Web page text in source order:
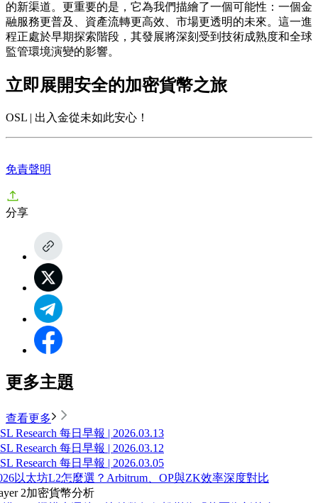
的新渠道。更重要的是，它為我們描繪了一個可能性：一個金
融服務更普及、資產流轉更高效、市場更透明的未來。這一進
程正處於早期探索階段，其發展將深刻受到技術成熟度和全球
監管環境演變的影響。
立即展開安全的加密貨幣之旅
OSL | 出入金從未如此安心！
免責聲明
分享
更多主題
查看更多
Research 每日早報 | 2026.03.13
Research 每日早報 | 2026.03.12
Research 每日早報 | 2026.03.05
以太坊L2怎麼選？Arbitrum、OP與ZK效率深度對比
2加密貨幣分析